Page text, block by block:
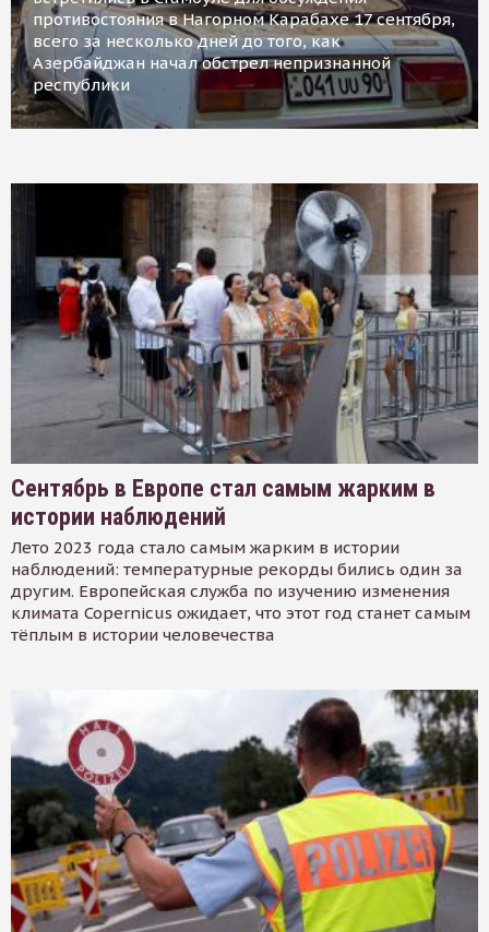
противостояния в Нагорном Карабахе 17 сентября,
всего за несколько дней до того, как
Азербайджан начал обстрел непризнанной
республики
Сентябрь в Европе стал самым жарким в
истории наблюдений
Лето 2023 года стало самым жарким в истории
наблюдений: температурные рекорды бились один за
другим. Европейская служба по изучению изменения
климата Copernicus ожидает, что этот год станет самым
тёплым в истории человечества